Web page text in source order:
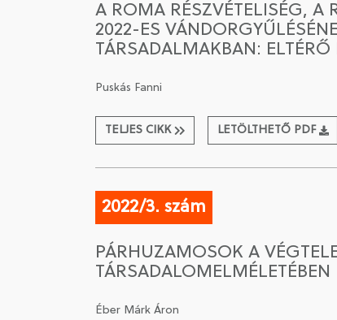
A ROMA RÉSZVÉTELISÉG, A
2022-ES
TÁRSADALMAKBAN:
Puskás Fanni
TELJES CIKK LETÖLTHETŐ PDF
2022/3. szám
PÁRHUZAMOSOK A
TÁRSADALOMELMÉLETÉBEN
Éber Márk Áron